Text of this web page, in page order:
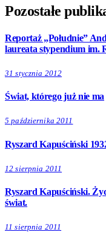
Pozostałe
Reportaż „Południe”
laureata stypendium im.
31 stycznia 2012
Świat, którego już nie ma
5 października 2011
Ryszard Kapuściński
12 sierpnia 2011
Ryszard Kapuściński.
świat.
11 sierpnia 2011